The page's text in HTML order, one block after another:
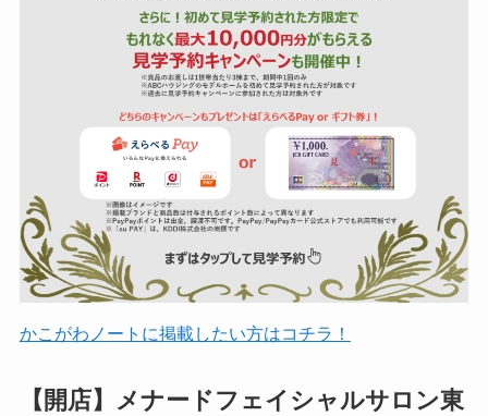
かこがわノートに掲載したい方はコチラ！
【開店】メナードフェイシャルサロン東